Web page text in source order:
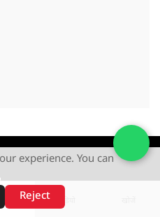
experience. You can
Reject